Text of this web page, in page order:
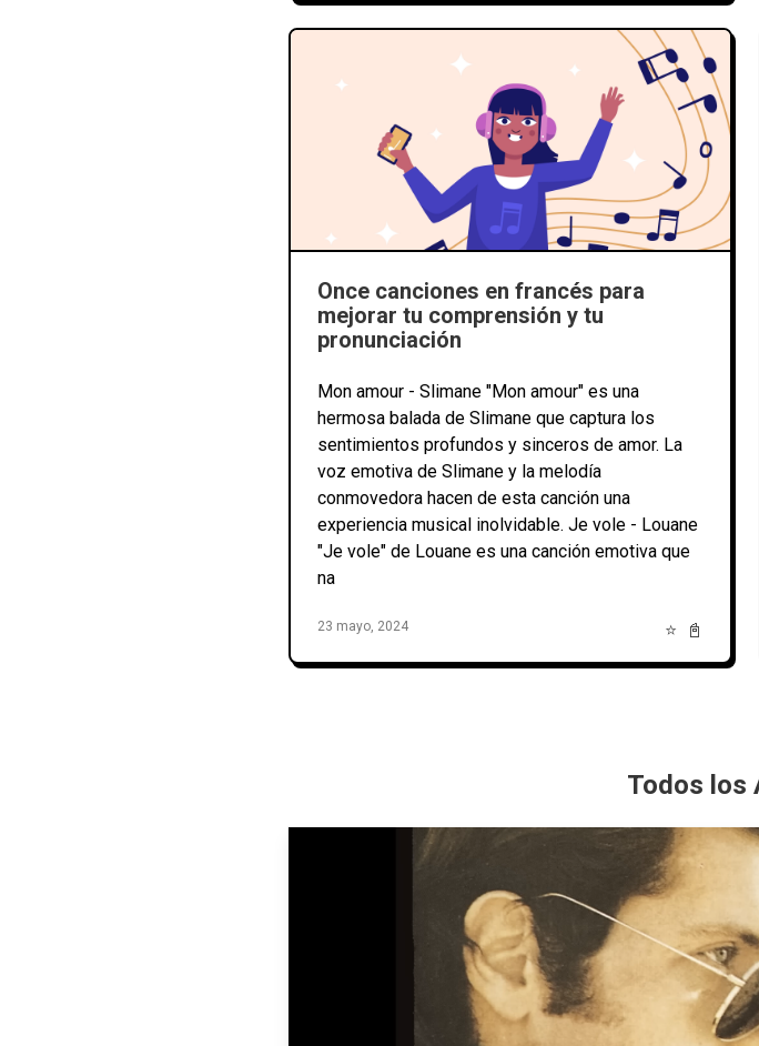
⭐ 📓
Once canciones en francés para
mejorar tu comprensión y tu
pronunciación
Mon amour - Slimane "Mon amour" es una
hermosa balada de Slimane que captura los
sentimientos profundos y sinceros de amor. La
voz emotiva de Slimane y la melodía
conmovedora hacen de esta canción una
experiencia musical inolvidable. Je vole - Louane
"Je vole" de Louane es una canción emotiva que
na
23 mayo, 2024
Todos los